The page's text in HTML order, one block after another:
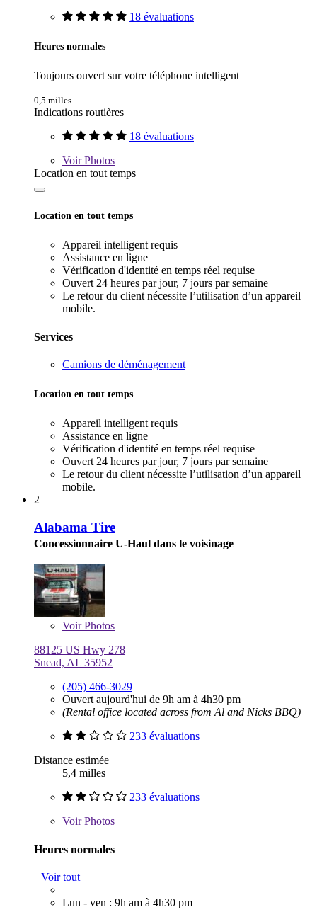
18 évaluations
Heures normales
Toujours ouvert sur votre téléphone intelligent
0,5 milles
Indications routières
18 évaluations
VoirPhotos
Location en tout temps
Location en tout temps
Appareil intelligent requis
Assistance en ligne
Vérification d'identité en temps réel requise
Ouvert 24 heures par jour, 7 jours par semaine
Le retour du client nécessite l’utilisation d’un appareil
mobile.
Services
Camions de déménagement
Location en tout temps
Appareil intelligent requis
Assistance en ligne
Vérification d'identité en temps réel requise
Ouvert 24 heures par jour, 7 jours par semaine
Le retour du client nécessite l’utilisation d’un appareil
mobile.
2
Alabama Tire
Concessionnaire U-Haul dans le voisinage
VoirPhotos
88125 US Hwy 278
Snead, AL 35952
(205) 466-3029
Ouvert aujourd'hui de 9h am à 4h30 pm
(Rental office located across from Al and Nicks BBQ)
233 évaluations
Distance estimée
5,4 milles
233 évaluations
VoirPhotos
Heures normales
Voir tout
Lun - ven : 9h am à 4h30 pm